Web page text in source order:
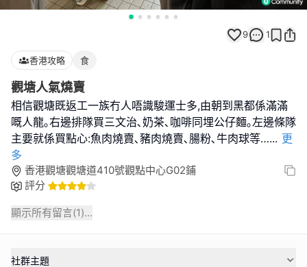
9 1
香港攻略 食
觀塘人氣燒賣
相信觀塘既返工一族冇人唔識駿運士多,由朝到黑都係滿滿
嘅人龍｡右邊排隊買三文治､奶茶､咖啡同埋公仔麵｡左邊條隊
主要就係買點心:魚肉燒賣､豬肉燒賣､腸粉､牛肉球等…... 更
多
香港觀塘觀塘道410號觀點中心G02鋪
評分
顯示所有留言(1)...
社群主題